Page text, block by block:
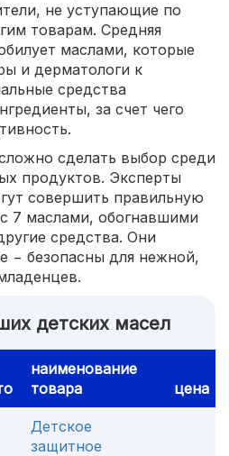
не уступающие по
товарам. Средняя
маслами, которые
и дерматологи к
средства
за счет чего
сделать выбор среди
продуктов. Эксперты
совершить правильную
7 маслами, обогнавшими
средства. Они
− безопасны для нежной,
детских масел
наименование
товара
цена
Детское
защитное